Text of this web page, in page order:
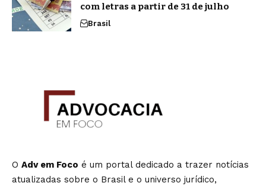
com letras a partir de 31 de julho
Brasil
O Adv em Foco é um portal dedicado a trazer notícias
atualizadas sobre o Brasil e o universo jurídico,